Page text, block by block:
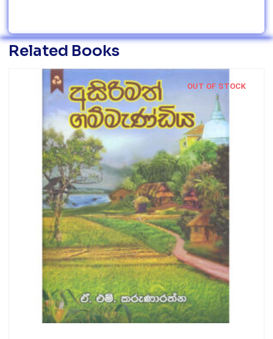
Related Books
OUT OF STOCK